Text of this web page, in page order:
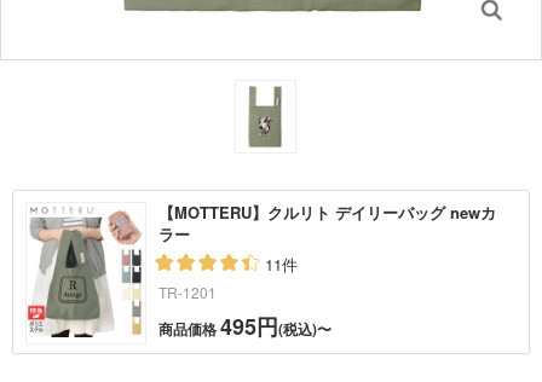
【MOTTERU】クルリト デイリーバッグ newカ
ラー
11件
TR-1201
商品価格495円(税込)〜